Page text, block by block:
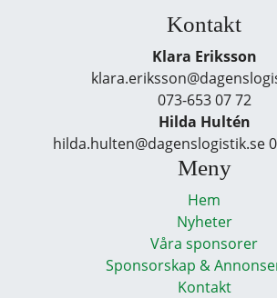
Kontakt
Klara Eriksson
073-653 07 72
Hilda Hultén
hilda.hulten@dagenslogistik.se
Meny
Hem
Nyheter
Våra sponsorer
Sponsorskap &
Kontakt